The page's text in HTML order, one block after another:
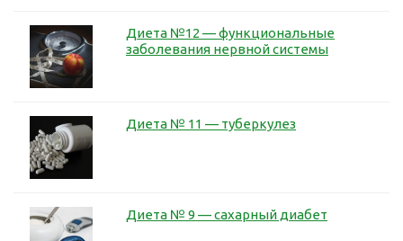
Диета №12 — функциональные
заболевания нервной системы
Диета № 11 — туберкулез
Диета № 9 — сахарный диабет